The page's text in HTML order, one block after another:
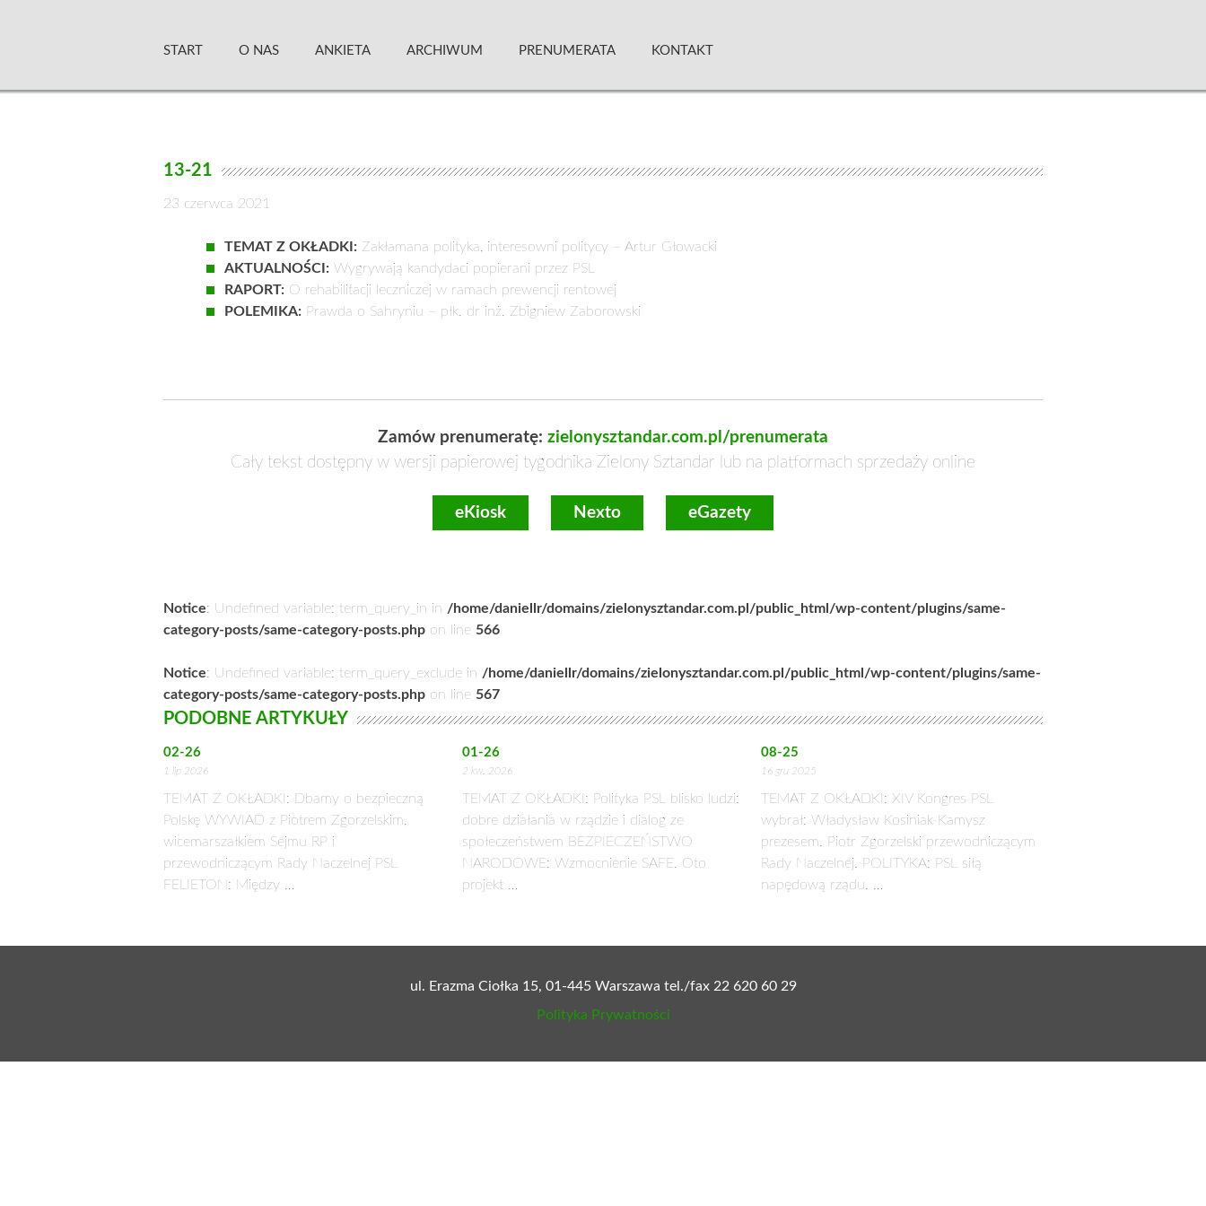
START O NAS ANKIETA ARCHIWUM PRENUMERATA KONTAKT
13-21
23 czerwca 2021
TEMAT Z OKŁADKI: Zakłamana polityka, interesowni politycy – Artur Głowacki
AKTUALNOŚCI: Wygrywają kandydaci popierani przez PSL
RAPORT: O rehabilitacji leczniczej w ramach prewencji rentowej
POLEMIKA: Prawda o Sahryniu – płk. dr inż. Zbigniew Zaborowski
Zamów prenumeratę: zielonysztandar.com.pl/prenumerata
Cały tekst dostępny w wersji papierowej tygodnika Zielony Sztandar lub na platformach sprzedaży online
eKiosk Nexto eGazety
Notice: Undefined variable: term_query_in in /home/daniellr/domains/zielonysztandar.com.pl/public_html/wp-content/plugins/same-
category-posts/same-category-posts.php on line 566
Notice: Undefined variable: term_query_exclude in /home/daniellr/domains/zielonysztandar.com.pl/public_html/wp-content/plugins/same-
category-posts/same-category-posts.php on line 567
PODOBNE ARTYKUŁY
02-26
1 lip 2026
TEMAT Z OKŁADKI: Dbamy o bezpieczną
Polskę WYWIAD z Piotrem Zgorzelskim,
wicemarszałkiem Sejmu RP i
przewodniczącym Rady Naczelnej PSL
FELIETON: Między …
01-26
2 kw. 2026
TEMAT Z OKŁADKI: Polityka PSL blisko ludzi:
dobre działania w rządzie i dialog ze
społeczeństwem BEZPIECZEŃSTWO
NARODOWE: Wzmocnienie SAFE. Oto
projekt …
08-25
16 gru 2025
TEMAT Z OKŁADKI: XIV Kongres PSL
wybrał: Władysław Kosiniak-Kamysz
prezesem. Piotr Zgorzelski przewodniczącym
Rady Naczelnej. POLITYKA: PSL siłą
napędową rządu. …
ul. Erazma Ciołka 15, 01-445 Warszawa tel./fax 22 620 60 29
Polityka Prywatności